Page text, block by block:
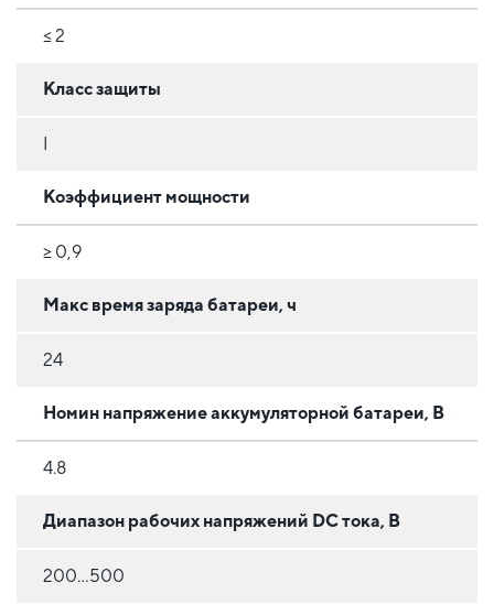
≤ 2
Класс защиты
Коэффициент мощности
≥ 0,9
Макс время заряда батареи, ч
24
Номин напряжение аккумуляторной батареи, В
4.8
Диапазон рабочих напряжений DC тока, В
200...500